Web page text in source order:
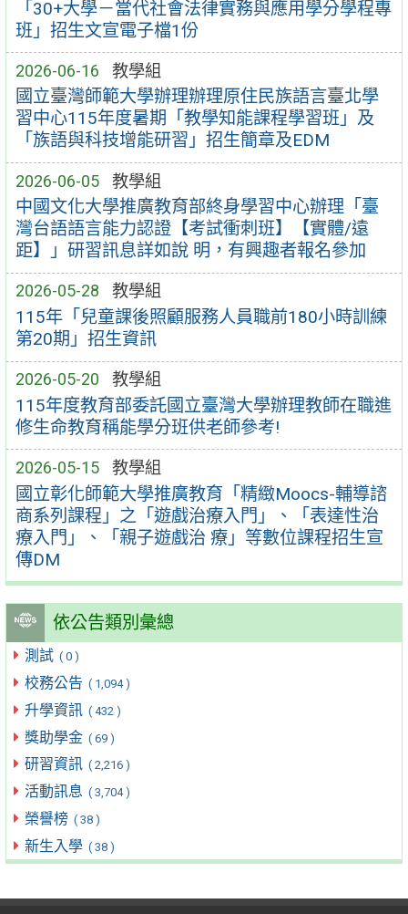
「30+大學－當代社會法律實務與應用學分學程專
班」招生文宣電子檔1份
2026-06-16 教學組
國立臺灣師範大學辦理辦理原住民族語言臺北學
習中心115年度暑期「教學知能課程學習班」及
「族語與科技增能研習」招生簡章及EDM
2026-06-05 教學組
中國文化大學推廣教育部終身學習中心辦理「臺
灣台語語言能力認證【考試衝刺班】【實體/遠
距】」研習訊息詳如說 明，有興趣者報名參加
2026-05-28 教學組
115年「兒童課後照顧服務人員職前180小時訓練
第20期」招生資訊
2026-05-20 教學組
115年度教育部委託國立臺灣大學辦理教師在職進
修生命教育稱能學分班供老師參考!
2026-05-15 教學組
國立彰化師範大學推廣教育「精緻Moocs-輔導諮
商系列課程」之「遊戲治療入門」、「表達性治
療入門」、「親子遊戲治 療」等數位課程招生宣
傳DM
依公告類別彙總
測試 ( 0 )
校務公告 ( 1,094 )
升學資訊 ( 432 )
獎助學金 ( 69 )
研習資訊 ( 2,216 )
活動訊息 ( 3,704 )
榮譽榜 ( 38 )
新生入學 ( 38 )